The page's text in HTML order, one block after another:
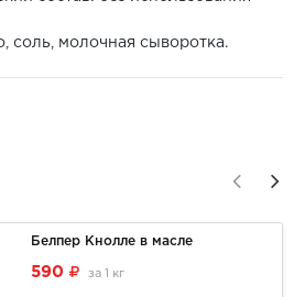
соль, молочная сыворотка.
Белпер Кнолле в масле
590 за 1 кг